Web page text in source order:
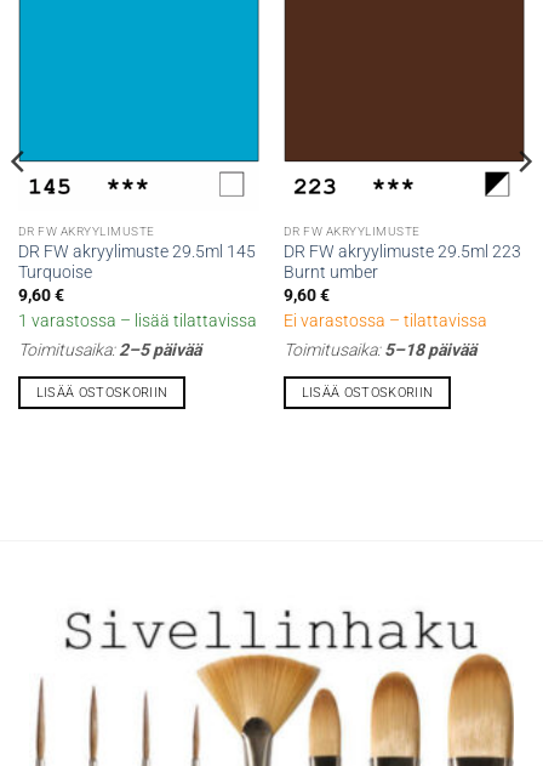
DR FW AKRYYLIMUSTE
DR FW akryylimuste 29.5ml 145
Turquoise
9,60€
1 varastossa – lisää tilattavissa
Toimitusaika:2–5 päivää
LISÄÄ OSTOSKORIIN
DR FW AKRYYLIMUSTE
DR FW akryylimuste 29.5ml 223
Burnt umber
9,60€
Ei varastossa – tilattavissa
Toimitusaika:5–18 päivää
LISÄÄ OSTOSKORIIN